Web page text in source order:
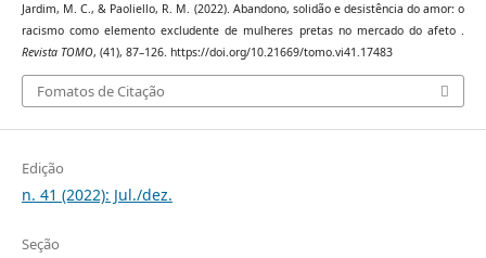
Jardim, M. C., & Paoliello, R. M. (2022). Abandono, solidão e desistência do amor: o
racismo como elemento excludente de mulheres pretas no mercado do afeto .
Revista TOMO, (41), 87–126. https://doi.org/10.21669/tomo.vi41.17483
Fomatos de Citação
Edição
n. 41 (2022): Jul./dez.
Seção